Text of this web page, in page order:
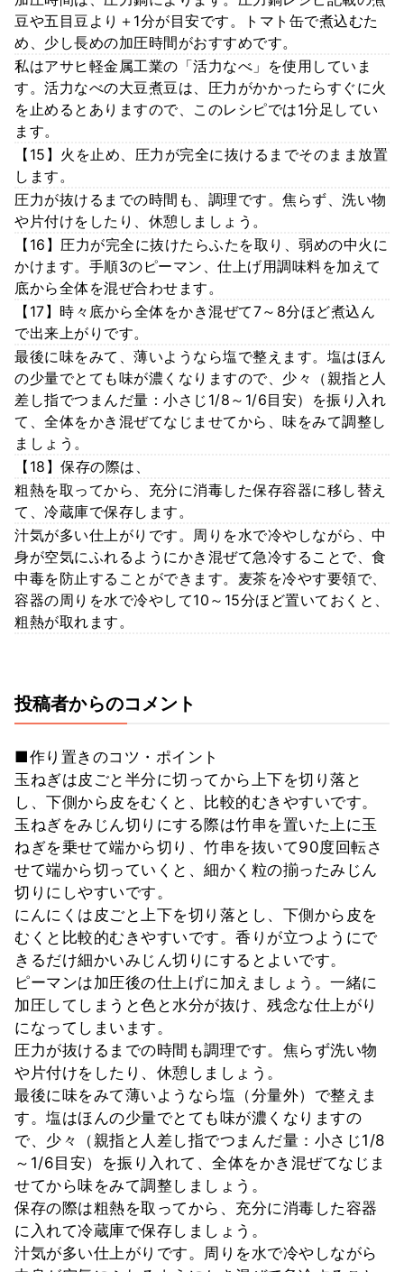
豆や五目豆より＋1分が目安です。トマト缶で煮込むた
め、少し長めの加圧時間がおすすめです。
私はアサヒ軽金属工業の「活力なべ」を使用していま
す。活力なべの大豆煮豆は、圧力がかかったらすぐに火
を止めるとありますので、このレシピでは1分足してい
ます。
【15】火を止め、圧力が完全に抜けるまでそのまま放置
します。
圧力が抜けるまでの時間も、調理です。焦らず、洗い物
や片付けをしたり、休憩しましょう。
【16】圧力が完全に抜けたらふたを取り、弱めの中火に
かけます。手順3のピーマン、仕上げ用調味料を加えて
底から全体を混ぜ合わせます。
【17】時々底から全体をかき混ぜて7～8分ほど煮込ん
で出来上がりです。
最後に味をみて、薄いようなら塩で整えます。塩はほん
の少量でとても味が濃くなりますので、少々（親指と人
差し指でつまんだ量：小さじ1/8～1/6目安）を振り入れ
て、全体をかき混ぜてなじませてから、味をみて調整し
ましょう。
【18】保存の際は、
粗熱を取ってから、充分に消毒した保存容器に移し替え
て、冷蔵庫で保存します。
汁気が多い仕上がりです。周りを水で冷やしながら、中
身が空気にふれるようにかき混ぜて急冷することで、食
中毒を防止することができます。麦茶を冷やす要領で、
容器の周りを水で冷やして10～15分ほど置いておくと、
粗熱が取れます。
投稿者からのコメント
■作り置きのコツ・ポイント
玉ねぎは皮ごと半分に切ってから上下を切り落と
し、下側から皮をむくと、比較的むきやすいです。
玉ねぎをみじん切りにする際は竹串を置いた上に玉
ねぎを乗せて端から切り、竹串を抜いて90度回転さ
せて端から切っていくと、細かく粒の揃ったみじん
切りにしやすいです。
にんにくは皮ごと上下を切り落とし、下側から皮を
むくと比較的むきやすいです。香りが立つようにで
きるだけ細かいみじん切りにするとよいです。
ピーマンは加圧後の仕上げに加えましょう。一緒に
加圧してしまうと色と水分が抜け、残念な仕上がり
になってしまいます。
圧力が抜けるまでの時間も調理です。焦らず洗い物
や片付けをしたり、休憩しましょう。
最後に味をみて薄いようなら塩（分量外）で整えま
す。塩はほんの少量でとても味が濃くなりますの
で、少々（親指と人差し指でつまんだ量：小さじ1/8
～1/6目安）を振り入れて、全体をかき混ぜてなじま
せてから味をみて調整しましょう。
保存の際は粗熱を取ってから、充分に消毒した容器
に入れて冷蔵庫で保存しましょう。
汁気が多い仕上がりです。周りを水で冷やしながら